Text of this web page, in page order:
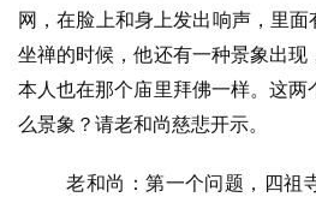
网，在脸上和身上发出响声，里面
坐禅的时候，他还有一种景象出现
本人也在那个庙里拜佛一样。这两
么景象？请老和尚慈悲开示。
老和尚：第一个问题，四祖